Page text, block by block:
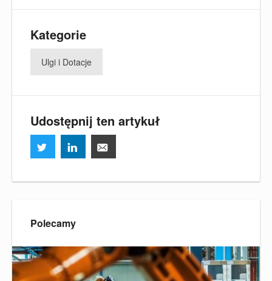
Kategorie
Ulgi i Dotacje
Udostępnij ten artykuł
Polecamy